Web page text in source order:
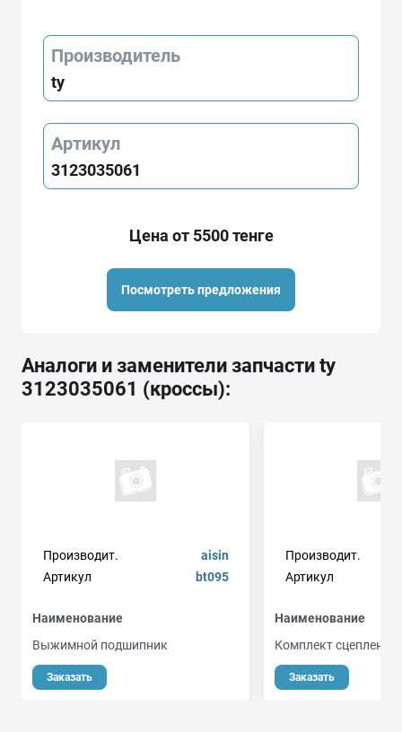
Производитель
ty
Артикул
3123035061
Цена от 5500 тенге
Посмотреть предложения
Аналоги и заменители запчасти ty
3123035061 (кроссы):
Производит.
aisin
Артикул
bt095
Наименование
Выжимной подшипник
Заказать
Производит.
Артикул
Наименование
Комплект сцепления
Заказать